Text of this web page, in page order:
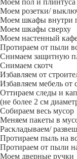
Моем пол и плинтуса
Моем розетки/
Моем шкафы внутри
Моем шкафы сверху
Моем настенный
Протираем от пыли
Снимаем защитную
Снимаем скотч
Избавляем от
Избавляем мебель от
Оттираем следы и
(не более 2 см
Собираем весь мусор
Меняем пакеты в
Раскладываем/
Протираем пыль на
Протираем от пыли
Моем дверные ручки